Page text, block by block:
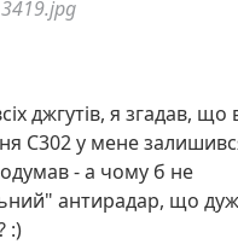
джгутів, я згадав, що
C302 у мене
- а чому б не
антирадар, що
:)